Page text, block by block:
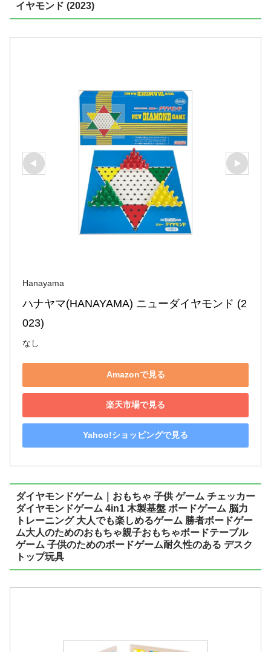
イヤモンド (2023)
Hanayama
ハナヤマ(HANAYAMA) ニューダイヤモンド (2
023)
なし
Amazonで見る
楽天市場で見る
Yahoo!ショッピングで見る
ダイヤモンドゲーム｜おもちゃ 子供 ゲーム チェッカー
ダイヤモンドゲーム 4in1 木製基盤 ボードゲーム 脳力
トレーニング 大人でも楽しめるゲーム 勝者ボードゲー
ム大人のためのおもちゃ親子おもちゃボードテーブル
ゲーム 子供のためのボードゲーム耐久性のある デスク
トップ玩具